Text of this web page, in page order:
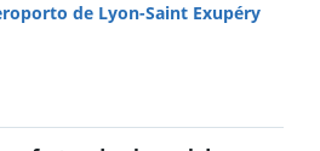
de Lyon-Saint Exupéry